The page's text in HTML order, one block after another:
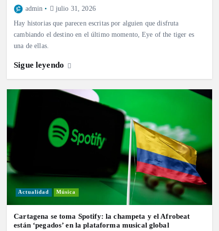
admin julio 31, 2026
Hay historias que parecen escritas por alguien que disfruta
cambiando el destino en el último momento, Eye of the tiger es
una de ellas.
Sigue leyendo
Actualidad Música
Cartagena se toma Spotify: la champeta y el Afrobeat
están ‘pegados’ en la plataforma musical global